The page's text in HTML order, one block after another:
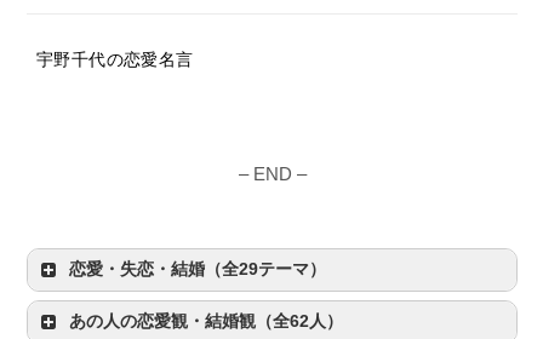
宇野千代の恋愛名言
– END –
恋愛・失恋・結婚（全29テーマ）
あの人の恋愛観・結婚観（全62人）